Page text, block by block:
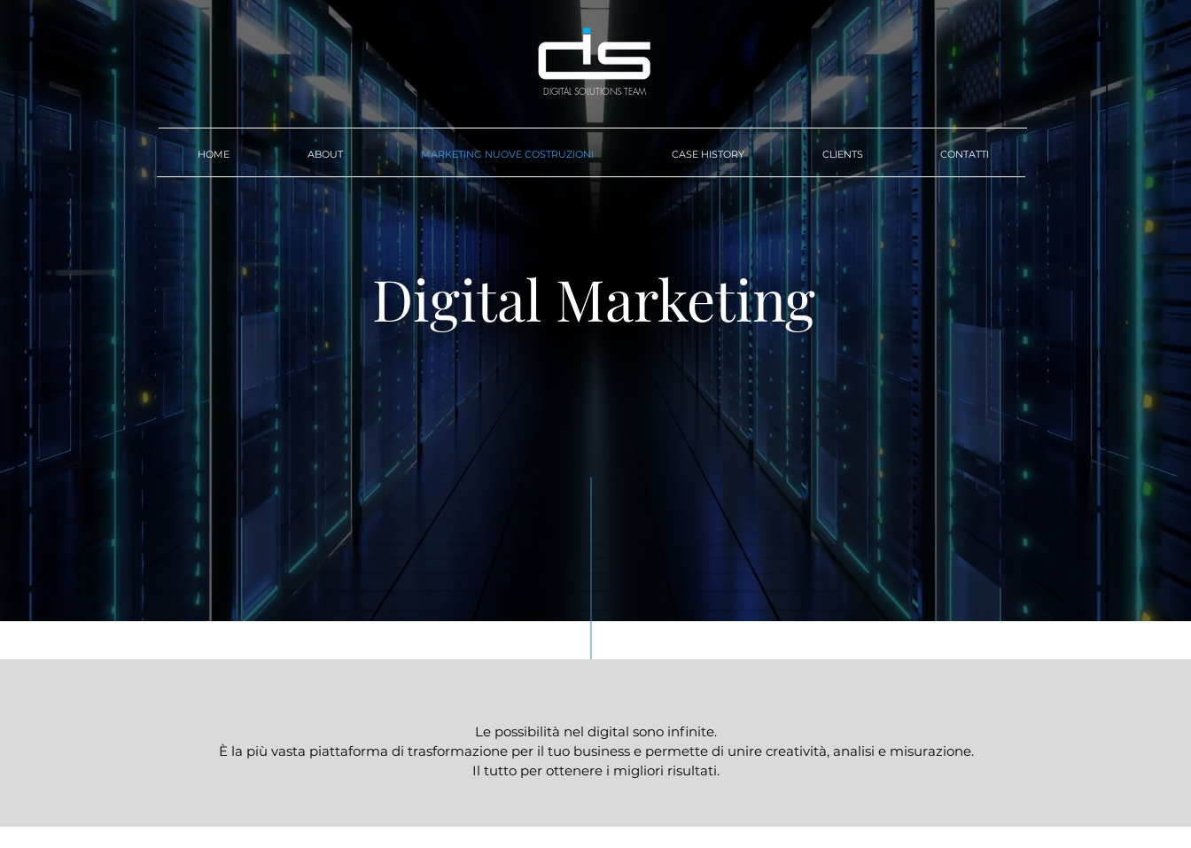
DIGITAL SOLUTIONS TEAM
HOME ABOUT MARKETING NUOVE COSTRUZIONI CASE HISTORY CLIENTS CONTATTI
Digital Marketing
Le possibilità nel digital sono infinite.
È la più vasta piattaforma di trasformazione per il tuo business e permette di unire creatività, analisi e misurazione.
Il tutto per ottenere i migliori risultati.